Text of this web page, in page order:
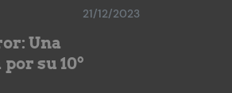
21/12/2023
Una
su 10º